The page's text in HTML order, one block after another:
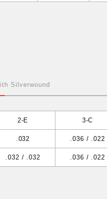
Silverwound
2-E 3-C
.032 .036 / .022
.032 / .032 .036 / .022